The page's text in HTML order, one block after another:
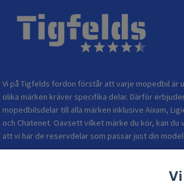
Vi på Tigfelds fordon förstår att varje mopedbil är
olika märken kräver specifika delar. Därför
mopedbilsdelar till alla märken inklusive Aixam,
och Chatenet. Oavsett vilket märke du kör, kan du
att vi har de reservdelar som passar just din